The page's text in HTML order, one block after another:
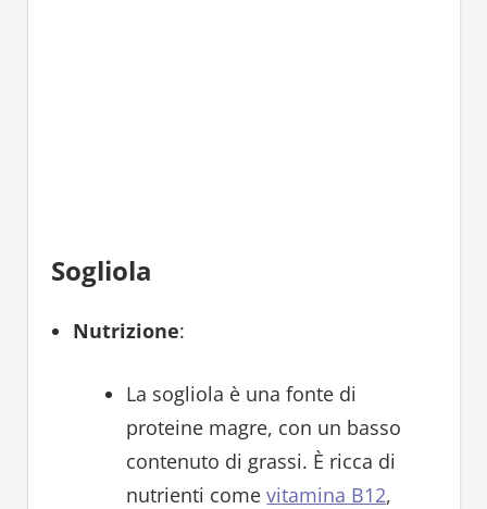
Sogliola
Nutrizione:
La sogliola è una fonte di
proteine magre, con un basso
contenuto di grassi. È ricca di
nutrienti comevitamina B12,